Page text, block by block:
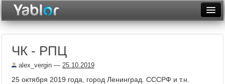
ЧК - РПЦ
alex_vergin — 25.10.2019
25 октября 2019 года, город Ленинград. CCCРФ и т.н.